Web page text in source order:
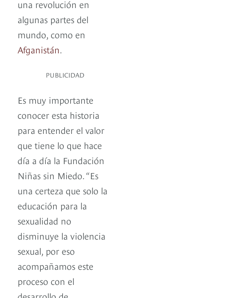
una revolución en
algunas partes del
mundo, como en
Afganistán.
PUBLICIDAD
Es muy importante
conocer esta historia
para entender el valor
que tiene lo que hace
día a día la Fundación
Niñas sin Miedo. “Es
una certeza que solo la
educación para la
sexualidad no
disminuye la violencia
sexual, por eso
acompañamos este
proceso con el